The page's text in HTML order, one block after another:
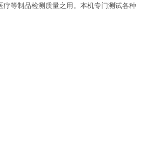
等制品检测质量之用。本机专门测试各种